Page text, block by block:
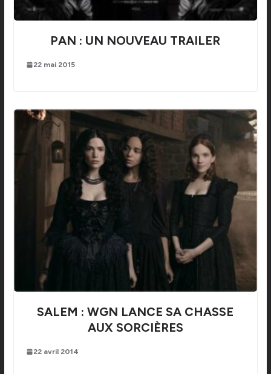
PAN : UN NOUVEAU TRAILER
22 mai 2015
SALEM : WGN LANCE SA CHASSE
AUX SORCIÈRES
22 avril 2014